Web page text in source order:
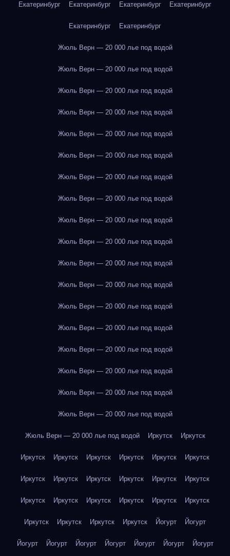
Екатеринбург Екатеринбург Екатеринбург Екатеринбург
Екатеринбург Екатеринбург
Жюль Верн — 20 000 лье под водой
Жюль Верн — 20 000 лье под водой
Жюль Верн — 20 000 лье под водой
Жюль Верн — 20 000 лье под водой
Жюль Верн — 20 000 лье под водой
Жюль Верн — 20 000 лье под водой
Жюль Верн — 20 000 лье под водой
Жюль Верн — 20 000 лье под водой
Жюль Верн — 20 000 лье под водой
Жюль Верн — 20 000 лье под водой
Жюль Верн — 20 000 лье под водой
Жюль Верн — 20 000 лье под водой
Жюль Верн — 20 000 лье под водой
Жюль Верн — 20 000 лье под водой
Жюль Верн — 20 000 лье под водой
Жюль Верн — 20 000 лье под водой
Жюль Верн — 20 000 лье под водой
Жюль Верн — 20 000 лье под водой
Жюль Верн — 20 000 лье под водой Иркутск Иркутск
Иркутск Иркутск Иркутск Иркутск Иркутск Иркутск
Иркутск Иркутск Иркутск Иркутск Иркутск Иркутск
Иркутск Иркутск Иркутск Иркутск Иркутск Иркутск
Иркутск Иркутск Иркутск Иркутск Йогурт Йогурт
Йогурт Йогурт Йогурт Йогурт Йогурт Йогурт Йогурт